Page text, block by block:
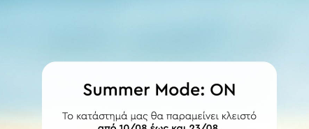
όλους τους χώρους του σπιτιού.